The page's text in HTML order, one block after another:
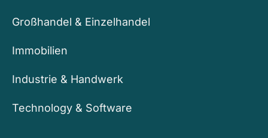
Großhandel & Einzelhandel
Immobilien
Industrie & Handwerk
Technology & Software